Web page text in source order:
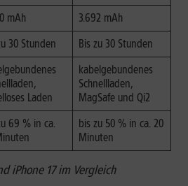
mAh
3.692 mAh
30 Stunden Bis zu 30 Stunden
Laden
kabelgebundenes
Schnellladen,
MagSafe und Qi2
69 % in ca.
bis zu 50 % in ca. 20
Minuten
iPhone 17 im Vergleich